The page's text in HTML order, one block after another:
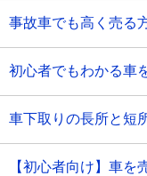
事故車でも高く売る
初心者でもわかる車
車下取りの長所と短
【初心者向け】車を